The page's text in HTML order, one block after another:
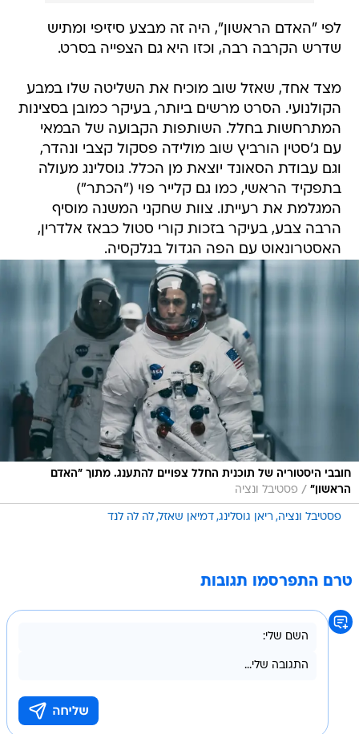
לפי "האדם הראשון", היה זה מבצע סיזיפי ומתיש
שדרש הקרבה רבה, וכזו היא גם הצפייה בסרט.
מצד אחד, שאזל שוב מוכיח את השליטה שלו במבע
הקולנועי. הסרט מרשים ביותר, בעיקר כמובן בסצינות
המתרחשות בחלל. השותפות הקבועה של הבמאי
עם ג'סטין הורביץ שוב מולידה פסקול קצבי ונהדר,
וגם עבודת הסאונד יוצאת מן הכלל. גוסלינג מעולה
בתפקיד הראשי, כמו גם קלייר פוי ("הכתר")
המגלמת את רעייתו. צוות שחקני המשנה מוסיף
הרבה צבע, בעיקר בזכות קורי סטול כבאז אלדרין,
האסטרונאוט עם הפה הגדול בגלקסיה.
חובבי היסטוריה של תוכנית החלל צפויים להתענג. מתוך "האדם
הראשון" / פסטיבל ונציה
פסטיבל ונציה ריאן גוסלינג דמיאן שאזל לה לה לנד
טרם התפרסמו תגובות